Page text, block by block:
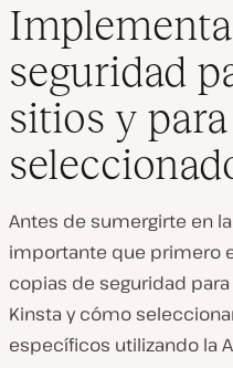
seguridad
sitios y
Antes de sumergirte en
importante que primero
copias de seguridad
Kinsta y cómo
específicos utilizando la